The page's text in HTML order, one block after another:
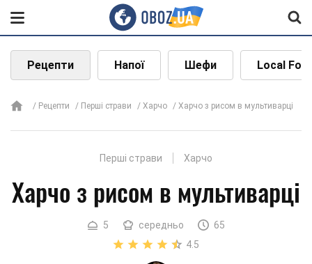
Рецепти Напої Шефи Local
Рецепти Перші страви Харчо Харчо з рисом в мультиварці
Перші страви Харчо
Харчо з рисом в мультиварці
5 середньо
65
4.5